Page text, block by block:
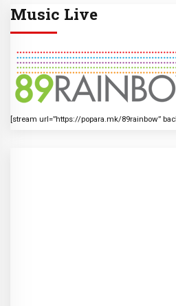
Music Live
[stream url=”https://popara.mk/89rainbow”